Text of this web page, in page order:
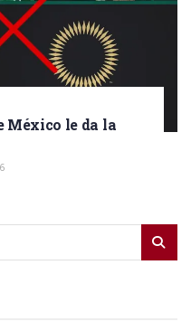
México le da la